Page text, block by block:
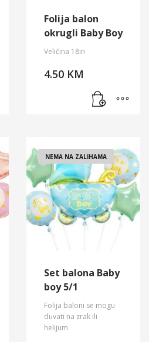
Folija balon
okrugli Baby Boy
Veličina 18in
4.50 KM
NEMA NA ZALIHAMA
Set balona Baby
boy 5/1
Folija baloni se mogu
duvati na zrak ili
helijum